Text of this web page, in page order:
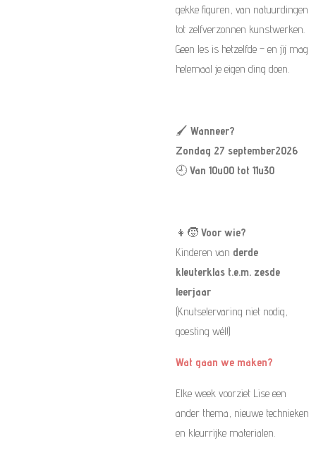
gekke figuren, van natuurdingen
tot zelfverzonnen kunstwerken.
Geen les is hetzelfde – en jij mag
helemaal je eigen ding doen.
🖌️ Wanneer?
Zondag 27 september2026
🕘 Van 10u00 tot 11u30
👧🧒 Voor wie?
Kinderen van derde
kleuterklas t.e.m. zesde
leerjaar
(Knutselervaring niet nodig,
goesting wél!)
Wat gaan we maken?
Elke week voorziet Lise een
ander thema, nieuwe technieken
en kleurrijke materialen.